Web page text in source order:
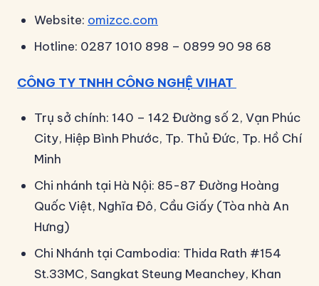
Website: omizcc.com
Hotline: 0287 1010 898 – 0899 90 98 68
CÔNG TY TNHH CÔNG NGHỆ VIHAT
Trụ sở chính: 140 – 142 Đường số 2, Vạn Phúc
City, Hiệp Bình Phước, Tp. Thủ Đức, Tp. Hồ Chí
Minh
Chi nhánh tại Hà Nội: 85-87 Đường Hoàng
Quốc Việt, Nghĩa Đô, Cầu Giấy (Tòa nhà An
Hưng)
Chi Nhánh tại Cambodia: Thida Rath #154
St.33MC, Sangkat Steung Meanchey, Khan